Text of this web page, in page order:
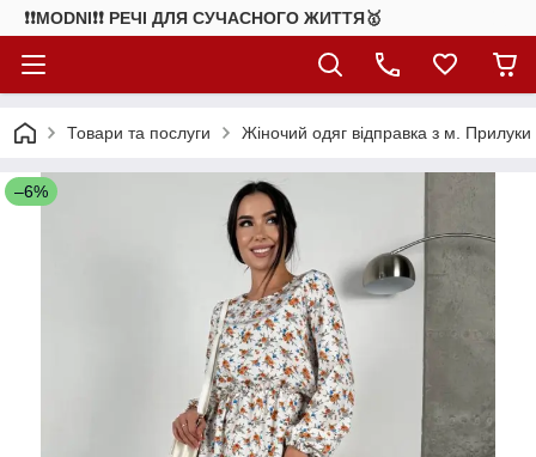
❗❗MODNI❗❗ РЕЧІ ДЛЯ СУЧАСНОГО ЖИТТЯ🥇
Товари та послуги Жіночий одяг відправка з м. Прилуки
–6%